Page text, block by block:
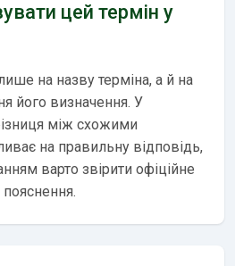
цей термін у
на назву терміна, а й на
його визначення. У
між схожими
на правильну відповідь,
варто звірити офіційне
пояснення.